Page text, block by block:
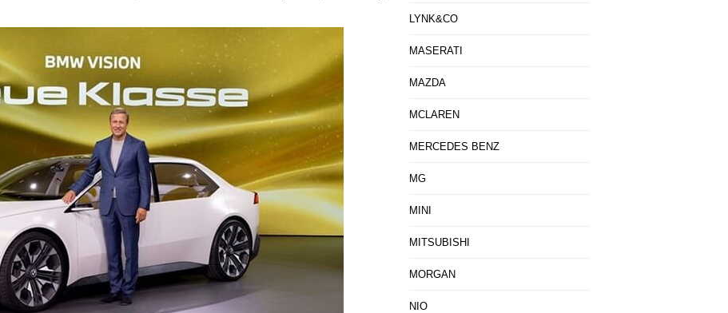
LYNK&CO
MASERATI
MAZDA
MCLAREN
MERCEDES BENZ
MG
MINI
MITSUBISHI
MORGAN
NIO